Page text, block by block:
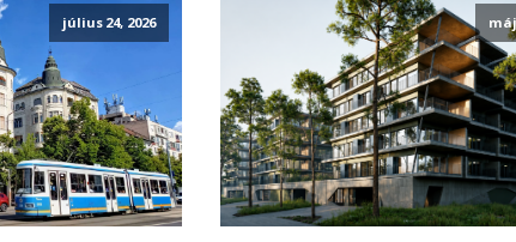
július 24, 2026